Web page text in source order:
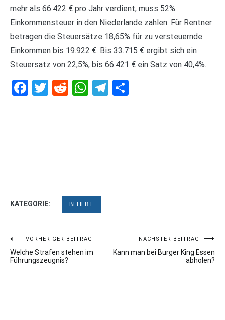
mehr als 66.422 € pro Jahr verdient, muss 52%
Einkommensteuer in den Niederlande zahlen. Für Rentner
betragen die Steuersätze 18,65% für zu versteuernde
Einkommen bis 19.922 €. Bis 33.715 € ergibt sich ein
Steuersatz von 22,5%, bis 66.421 € ein Satz von 40,4%.
Facebook
Twitter
RedditWhatsApp
Telegram
KATEGORIE: BELIEBT
Beitragsnavigation
VORHERIGER BEITRAG
Welche Strafen stehen im
Führungszeugnis?
NÄCHSTER BEITRAG
Kann man bei Burger King Essen
abholen?